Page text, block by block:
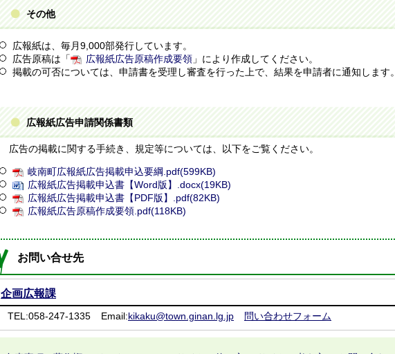
その他
広報紙は、毎月9,000部発行しています。
広告原稿は「
広報紙広告原稿作成要領 」により作成してください。
掲載の可否については、申請書を受理し審査を行った上で、結果を申請者に通知します。
広報紙広告申請関係書類
広告の掲載に関する手続き、規定等については、以下をご覧ください。
岐南町広報紙広告掲載申込要綱.pdf(599KB)
広報紙広告掲載申込書【Word版】.docx(19KB)
広報紙広告掲載申込書【PDF版】.pdf(82KB)
広報紙広告原稿作成要領.pdf(118KB)
お問い合せ先
企画広報課
TEL:058-247-1335 Email:kikaku@town.ginan.lg.jp 問い合わせフォーム